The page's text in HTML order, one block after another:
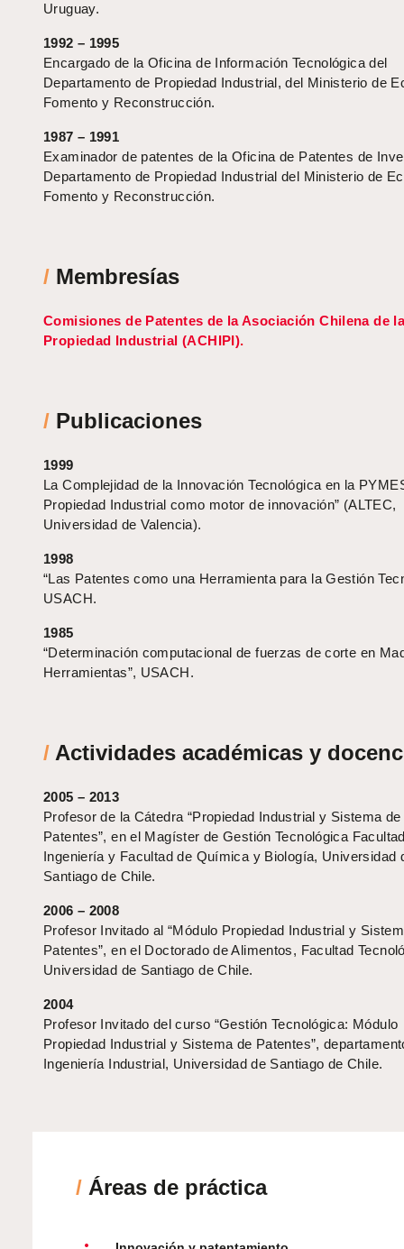
Uruguay.
1992 – 1995
Encargado de la Oficina de Información Tecnológica del
Departamento de Propiedad Industrial, del Ministerio de
Fomento y Reconstrucción.
1987 – 1991
Examinador de patentes de la Oficina de Patentes de
Departamento de Propiedad Industrial del Ministerio de
Fomento y Reconstrucción.
/ Membresías
Comisiones de Patentes de la Asociación Chilena de
Propiedad Industrial (ACHIPI).
/ Publicaciones
1999
La Complejidad de la Innovación Tecnológica en la
Propiedad Industrial como motor de innovación” (ALTEC,
Universidad de Valencia).
1998
“Las Patentes como una Herramienta para la Gestión
USACH.
1985
“Determinación computacional de fuerzas de corte en
Herramientas”, USACH.
/ Actividades académicas y
2005 – 2013
Profesor de la Cátedra “Propiedad Industrial y Sistema de
Patentes”, en el Magíster de Gestión Tecnológica
Ingeniería y Facultad de Química y Biología, Universidad
Santiago de Chile.
2006 – 2008
Profesor Invitado al “Módulo Propiedad Industrial y
Patentes”, en el Doctorado de Alimentos, Facultad
Universidad de Santiago de Chile.
2004
Profesor Invitado del curso “Gestión Tecnológica: Módulo
Propiedad Industrial y Sistema de Patentes”,
Ingeniería Industrial, Universidad de Santiago de Chile.
/ Áreas de práctica